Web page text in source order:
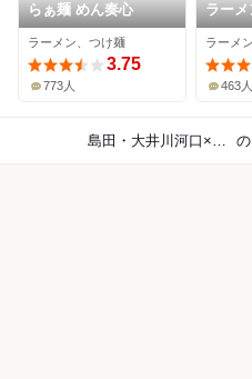
らぁ麺 めん奏心
ラーメン、つけ麺
3.75
773人
ラー
ン
ラーメン
463人
島田・大井川河口×ラーメン